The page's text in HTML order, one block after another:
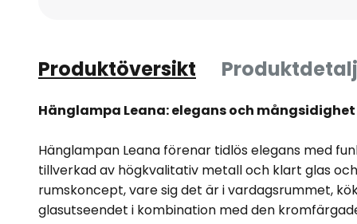
Produktöversikt
Hänglampa Leana: elegans och
Hänglampan Leana förenar tidlös elegans med
tillverkad av högkvalitativ metall och klart glas
rumskoncept, vare sig det är i vardagsrummet,
glasutseendet i kombination med den